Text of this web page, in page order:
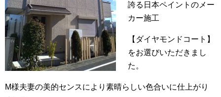
誇る日本ペイントのメー
カー施工
【ダイヤモンドコート】
をお選びいただきまし
た。
M様夫妻の美的センスにより素晴らしい色合いに仕上がり